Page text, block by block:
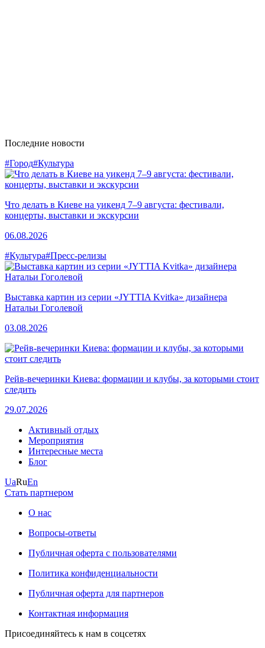
Последние новости
#Город#Культура
Что делать в Киеве на уикенд 7–9 августа: фестивали,
концерты, выставки и экскурсии
06.08.2026
#Культура#Пресс-релизы
Выставка картин из серии «JYTTIA Kvitka» дизайнера
Натальи Гоголевой
03.08.2026
Рейв-вечеринки Киева: формации и клубы, за которыми стоит
следить
29.07.2026
Активный отдых
Мероприятия
Интересные места
Блог
UaRuEn
Стать партнером
О нас
Вопросы-ответы
Публичная оферта с пользователями
Политика конфиденциальности
Публичная оферта для партнеров
Контактная информация
Присоединяйтесь к нам в соцсетях